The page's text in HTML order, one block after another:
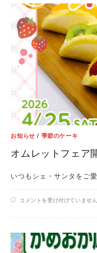
お知らせ / 季節のケーキ
オムレットフェア
いつもシェ・サンタをご
コメントを受け付けていません